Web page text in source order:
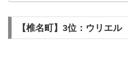
【椎名町】3位：ウリエル